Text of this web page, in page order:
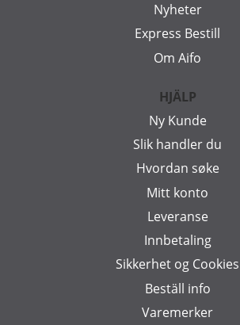
Nyheter
Express Bestill
Om Aifo
HJÄLP
Ny Kunde
Slik handler du
Hvordan søke
Mitt konto
Leveranse
Innbetaling
Sikkerhet og Cookies
Beställ info
Varemerker